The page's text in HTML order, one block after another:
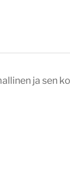
ja sen